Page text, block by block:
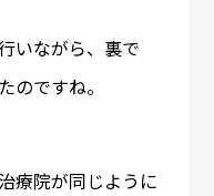
いながら、裏で
のですね。
療院が同じように